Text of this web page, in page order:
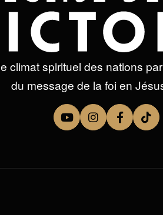
climat spirituel des nations
du message de la foi en